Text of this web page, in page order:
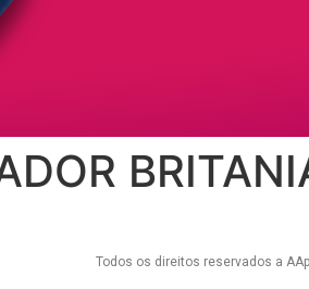
Todos os direitos reservados a